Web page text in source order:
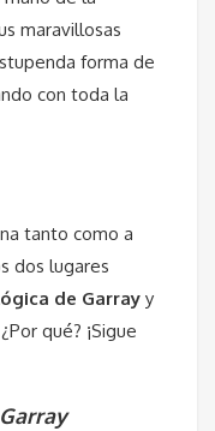
maravillosas
forma de
con toda la
tanto como a
dos lugares
de Garray y
qué? ¡Sigue